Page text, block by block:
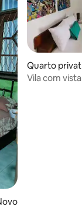
lugar para ficar
Quarto
bu
Vila com